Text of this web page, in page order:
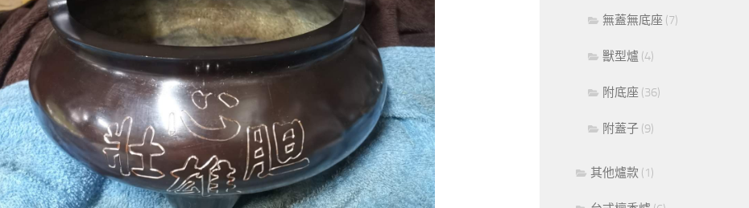
無蓋無底座 (7)
獸型爐 (4)
附底座 (36)
附蓋子 (9)
其他爐款 (1)